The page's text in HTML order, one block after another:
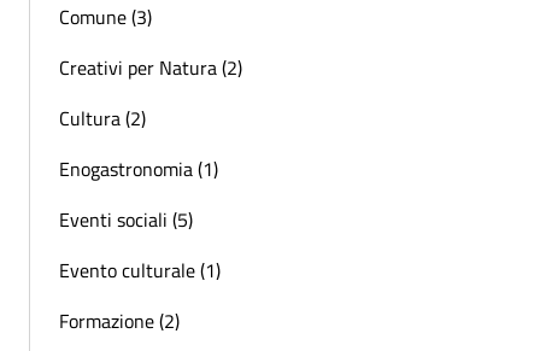
Comune (3)
Creativi per Natura (2)
Cultura (2)
Enogastronomia (1)
Eventi sociali (5)
Evento culturale (1)
Formazione (2)